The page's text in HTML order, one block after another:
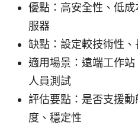
優點：高安全性、低
服器
缺點：設定較技術性
適用場景：遠端工作
人員測試
評估要點：是否支援
度、穩定性